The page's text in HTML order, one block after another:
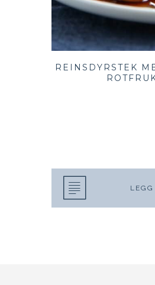
REINSDYRSTEK